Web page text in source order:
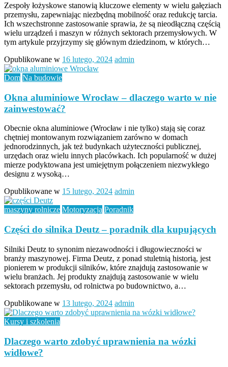
Zespoły łożyskowe stanowią kluczowe elementy w wielu gałęziach
przemysłu, zapewniając niezbędną mobilność oraz redukcję tarcia.
Ich wszechstronne zastosowanie sprawia, że są nieodłączną częścią
wielu urządzeń i maszyn w różnych sektorach przemysłowych. W
tym artykule przyjrzymy się głównym dziedzinom, w których…
Opublikowane w 16 lutego, 2024 admin
Dom Na budowie
Okna aluminiowe Wrocław – dlaczego warto w nie
zainwestować?
Obecnie okna aluminiowe (Wrocław i nie tylko) stają się coraz
chętniej montowanym rozwiązaniem zarówno w domach
jednorodzinnych, jak też budynkach użyteczności publicznej,
urzędach oraz wielu innych placówkach. Ich popularność w dużej
mierze podyktowana jest umiejętnym połączeniem niezwykłego
designu z wysoką…
Opublikowane w 15 lutego, 2024 admin
maszyny rolnicze Motoryzacja Poradnik
Części do silnika Deutz – poradnik dla kupujących
Silniki Deutz to synonim niezawodności i długowieczności w
branży maszynowej. Firma Deutz, z ponad stuletnią historią, jest
pionierem w produkcji silników, które znajdują zastosowanie w
wielu branżach. Jej produkty znajdują zastosowanie w wielu
sektorach przemysłu, od rolnictwa po budownictwo, a…
Opublikowane w 13 lutego, 2024 admin
Kursy i szkolenia
Dlaczego warto zdobyć uprawnienia na wózki
widłowe?